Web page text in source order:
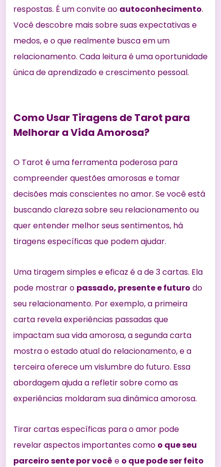
respostas. É um convite ao autoconhecimento.
Você descobre mais sobre suas expectativas e
medos, e o que realmente busca em um
relacionamento. Cada leitura é uma oportunidade
única de aprendizado e crescimento pessoal.
Como Usar Tiragens de Tarot para
Melhorar a Vida Amorosa?
O Tarot é uma ferramenta poderosa para
compreender questões amorosase tomar
decisões mais conscientes no amor. Se você está
buscando clareza sobre seu relacionamento ou
quer entender melhor seus sentimentos, há
tiragens específicas que podem ajudar.
Uma tiragem simples e eficaz é a de 3 cartas. Ela
pode mostrar o passado, presente e futuro do
seu relacionamento. Por exemplo, a primeira
carta revela experiências passadas que
impactam sua vida amorosa, a segunda carta
mostra o estado atual do relacionamento, e a
terceira oferece um vislumbre do futuro. Essa
abordagem ajuda a refletir sobre como as
experiências moldaram sua dinâmica amorosa.
Tirar cartas específicas para o amor pode
revelar aspectos importantes como o que seu
parceiro sente por você e o que pode ser feito